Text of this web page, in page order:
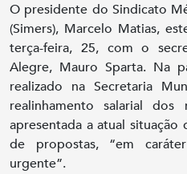
O presidente do Sindicato
(Simers), Marcelo Matias,
terça-feira, 25, com o
Alegre, Mauro Sparta. Na
realizado na Secretaria
realinhamento salarial dos
apresentada a atual
de propostas, “em
urgente”.